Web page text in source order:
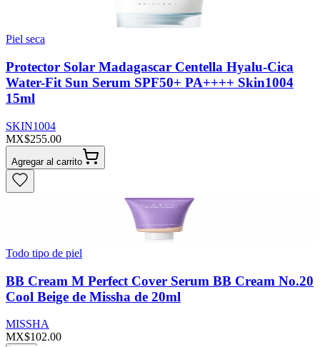
Piel seca
Protector Solar Madagascar Centella Hyalu-Cica
Water-Fit Sun Serum SPF50+ PA++++ Skin1004
15ml
SKIN1004
MX$255.00
Agregar al carrito
Todo tipo de piel
BB Cream M Perfect Cover Serum BB Cream No.20
Cool Beige de Missha de 20ml
MISSHA
MX$102.00